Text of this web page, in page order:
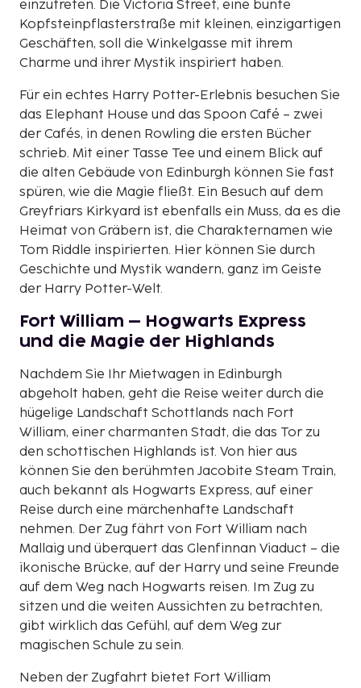
einzutreten. Die Victoria Street, eine bunte
Kopfsteinpflasterstraße mit kleinen, einzigartigen
Geschäften, soll die Winkelgasse mit ihrem
Charme und ihrer Mystik inspiriert haben.
Für ein echtes Harry Potter-Erlebnis besuchen Sie
das Elephant House und das Spoon Café – zwei
der Cafés, in denen Rowling die ersten Bücher
schrieb. Mit einer Tasse Tee und einem Blick auf
die alten Gebäude von Edinburgh können Sie fast
spüren, wie die Magie fließt. Ein Besuch auf dem
Greyfriars Kirkyard ist ebenfalls ein Muss, da es die
Heimat von Gräbern ist, die Charakternamen wie
Tom Riddle inspirierten. Hier können Sie durch
Geschichte und Mystik wandern, ganz im Geiste
der Harry Potter-Welt.
Fort William – Hogwarts Express
und die Magie der Highlands
Nachdem Sie Ihr Mietwagen in Edinburgh
abgeholt haben, geht die Reise weiter durch die
hügelige Landschaft Schottlands nach Fort
William, einer charmanten Stadt, die das Tor zu
den schottischen Highlands ist. Von hier aus
können Sie den berühmten Jacobite Steam Train,
auch bekannt als Hogwarts Express, auf einer
Reise durch eine märchenhafte Landschaft
nehmen. Der Zug fährt von Fort William nach
Mallaig und überquert das Glenfinnan Viaduct – die
ikonische Brücke, auf der Harry und seine Freunde
auf dem Weg nach Hogwarts reisen. Im Zug zu
sitzen und die weiten Aussichten zu betrachten,
gibt wirklich das Gefühl, auf dem Weg zur
magischen Schule zu sein.
Neben der Zugfahrt bietet Fort William